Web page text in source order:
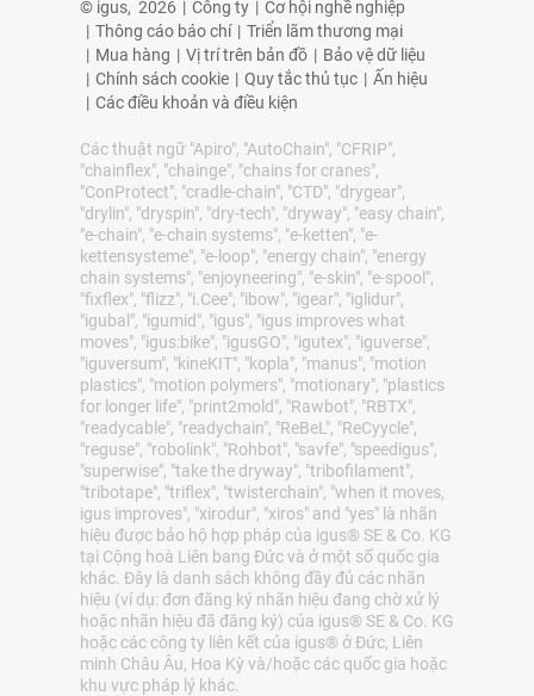
© igus, 2026 | Công ty | Cơ hội nghề nghiệp
| Thông cáo báo chí | Triển lãm thương mại
| Mua hàng | Vị trí trên bản đồ | Bảo vệ dữ liệu
| Chính sách cookie | Quy tắc thủ tục | Ấn hiệu
| Các điều khoản và điều kiện
Các thuật ngữ "Apiro", "AutoChain", "CFRIP",
"chainflex", "chainge", "chains for cranes",
"ConProtect", "cradle-chain", "CTD", "drygear",
"drylin", "dryspin", "dry-tech", "dryway", "easy chain",
"e-chain", "e-chain systems", "e-ketten", "e-
kettensysteme", "e-loop", "energy chain", "energy
chain systems", "enjoyneering", "e-skin", "e-spool",
"fixflex", "flizz", "i.Cee", "ibow", "igear", "iglidur",
"igubal", "igumid", "igus", "igus improves what
moves", "igus:bike", "igusGO", "igutex", "iguverse",
"iguversum", "kineKIT", "kopla", "manus", "motion
plastics", "motion polymers", "motionary", "plastics
for longer life", "print2mold", "Rawbot", "RBTX",
"readycable", "readychain", "ReBeL", "ReCyycle",
"reguse", "robolink", "Rohbot", "savfe", "speedigus",
"superwise", "take the dryway", "tribofilament",
"tribotape", "triflex", "twisterchain", "when it moves,
igus improves", "xirodur", "xiros" and "yes" là nhãn
hiệu được bảo hộ hợp pháp của igus® SE & Co. KG
tại Cộng hoà Liên bang Đức và ở một số quốc gia
khác. Đây là danh sách không đầy đủ các nhãn
hiệu (ví dụ: đơn đăng ký nhãn hiệu đang chờ xử lý
hoặc nhãn hiệu đã đăng ký) của igus® SE & Co. KG
hoặc các công ty liên kết của igus® ở Đức, Liên
minh Châu Âu, Hoa Kỳ và/hoặc các quốc gia hoặc
khu vực pháp lý khác.